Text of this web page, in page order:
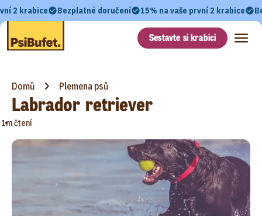
2 krabice Bezplatné doručení 15% na vaše první 2 krabice
Sestavte si krabici
Domů Plemena psů
Labrador retriever
•
1m čtení